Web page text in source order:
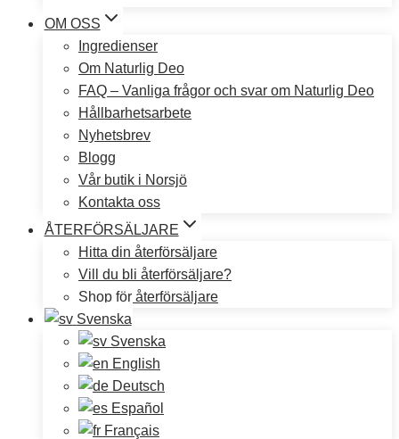
OM OSS
Ingredienser
Om Naturlig Deo
FAQ – Vanliga frågor och svar om Naturlig Deo
Hållbarhetsarbete
Nyhetsbrev
Blogg
Vår butik i Norsjö
Kontakta oss
ÅTERFÖRSÄLJARE
Hitta din återförsäljare
Vill du bli återförsäljare?
Shop för återförsäljare
Svenska
Svenska
English
Deutsch
Español
Français